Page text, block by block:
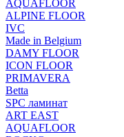
AQUAFLOOR
ALPINE FLOOR
IVC
Made in Belgium
DAMY FLOOR
ICON FLOOR
PRIMAVERA
Betta
SPC ламинат
ART EAST
AQUAFLOOR